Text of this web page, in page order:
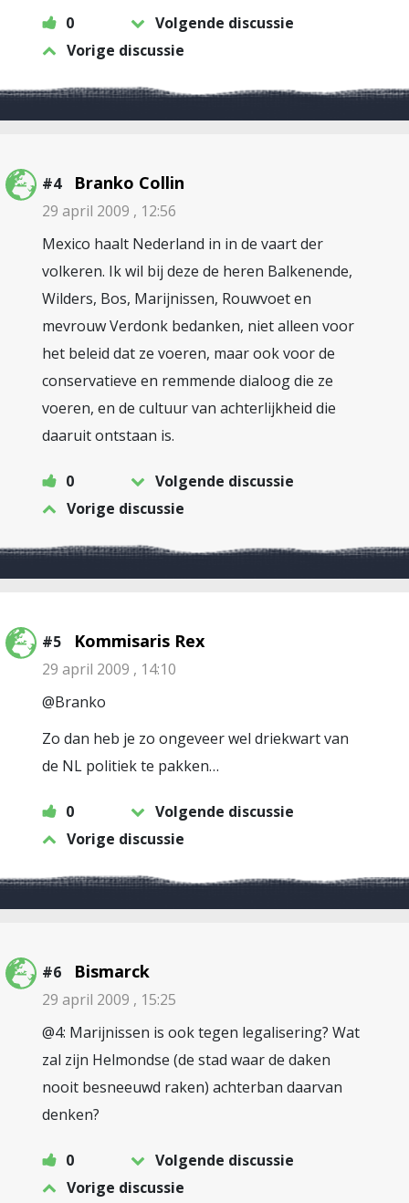
0
Volgende discussie
Vorige discussie
#4 Branko Collin
29 april 2009 , 12:56
Mexico haalt Nederland in in de vaart der
volkeren. Ik wil bij deze de heren Balkenende,
Wilders, Bos, Marijnissen, Rouwvoet en
mevrouw Verdonk bedanken, niet alleen voor
het beleid dat ze voeren, maar ook voor de
conservatieve en remmende dialoog die ze
voeren, en de cultuur van achterlijkheid die
daaruit ontstaan is.
0
Volgende discussie
Vorige discussie
#5 Kommisaris Rex
29 april 2009 , 14:10
@Branko
Zo dan heb je zo ongeveer wel driekwart van
de NL politiek te pakken…
0
Volgende discussie
Vorige discussie
#6 Bismarck
29 april 2009 , 15:25
@4: Marijnissen is ook tegen legalisering? Wat
zal zijn Helmondse (de stad waar de daken
nooit besneeuwd raken) achterban daarvan
denken?
0
Volgende discussie
Vorige discussie